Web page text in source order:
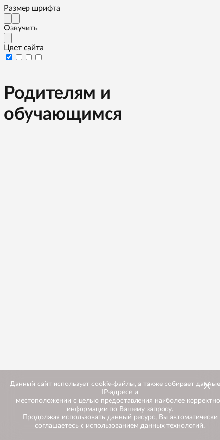
Размер шрифта
Озвучить
Цвет сайта
Родителям и
обучающимся
Данный сайт использует cookie-файлы, а также собирает
IP-адресе и
местоположении с целью предоставления наиболее
информации по Вашему запросу.
Продолжая использовать данный ресурс, Вы автоматически
соглашаетесь с использованием данных технологий.
Х